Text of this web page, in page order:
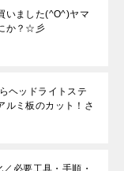
いました(^O^)ヤマ
か？☆彡
ヘッドライトステ
ルミ板のカット！さ
必要工具・手順・